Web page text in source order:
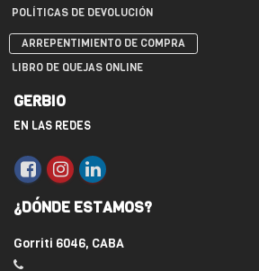
POLÍTICAS DE DEVOLUCIÓN
ARREPENTIMIENTO DE COMPRA
LIBRO DE QUEJAS ONLINE
GERBIO
EN LAS REDES
¿DÓNDE ESTAMOS?
Gorriti 6046, CABA